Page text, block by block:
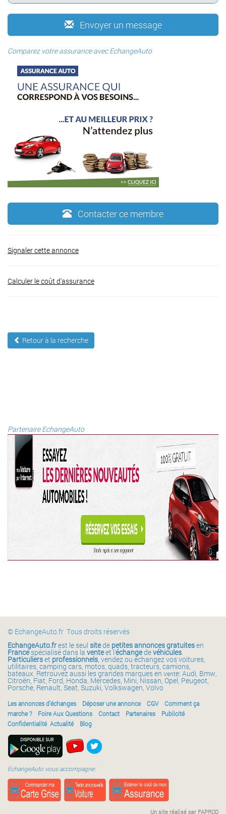
Envoyer un message
Comparez votre assurance avec EchangeAuto
Contacter ce membre
Signaler cette annonce
Calculer le coût d'assurance
Retour à la recherche
Partenaire EchangeAuto
© EchangeAuto.fr Tous droits réservés
EchangeAuto.frest le seul sitede petites annonces gratuitesen
Francespécialisé dans la venteet l'échangedevéhicules.
Particulierset professionnels, vendez ou échangez vos voitures,
utilitaires, camping cars, motos, quads, tracteurs, camions,
bateaux. Retrouvez aussi les grandes marques en vente: Audi, Bmw,
Citroën, Fiat, Ford, Honda, Mercedes, Mini, Nissan, Opel, Peugeot,
Porsche, Renault, Seat, Suzuki, Volkswagen, Volvo
Les annonces d'échanges Déposer une annonce CGV
Comment ça
marche ?
Foire Aux Questions Contact Partenaires
Publicité
Confidentialité Actualité Blog
EchangeAuto vous accompagne:
Un site réalisé par FAPROD